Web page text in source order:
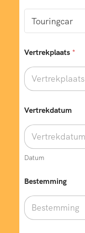
Vertrekplaats *
Vertrekdatum
Datum
Bestemming